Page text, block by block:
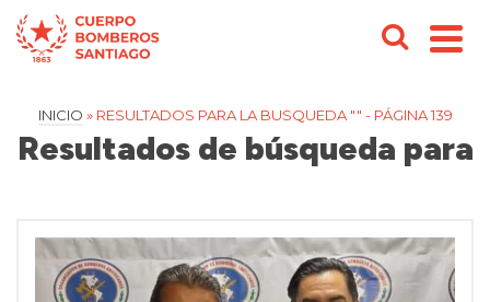
INICIO » RESULTADOS PARA LA BUSQUEDA "" - PÁGINA 139
Resultados de búsqueda para